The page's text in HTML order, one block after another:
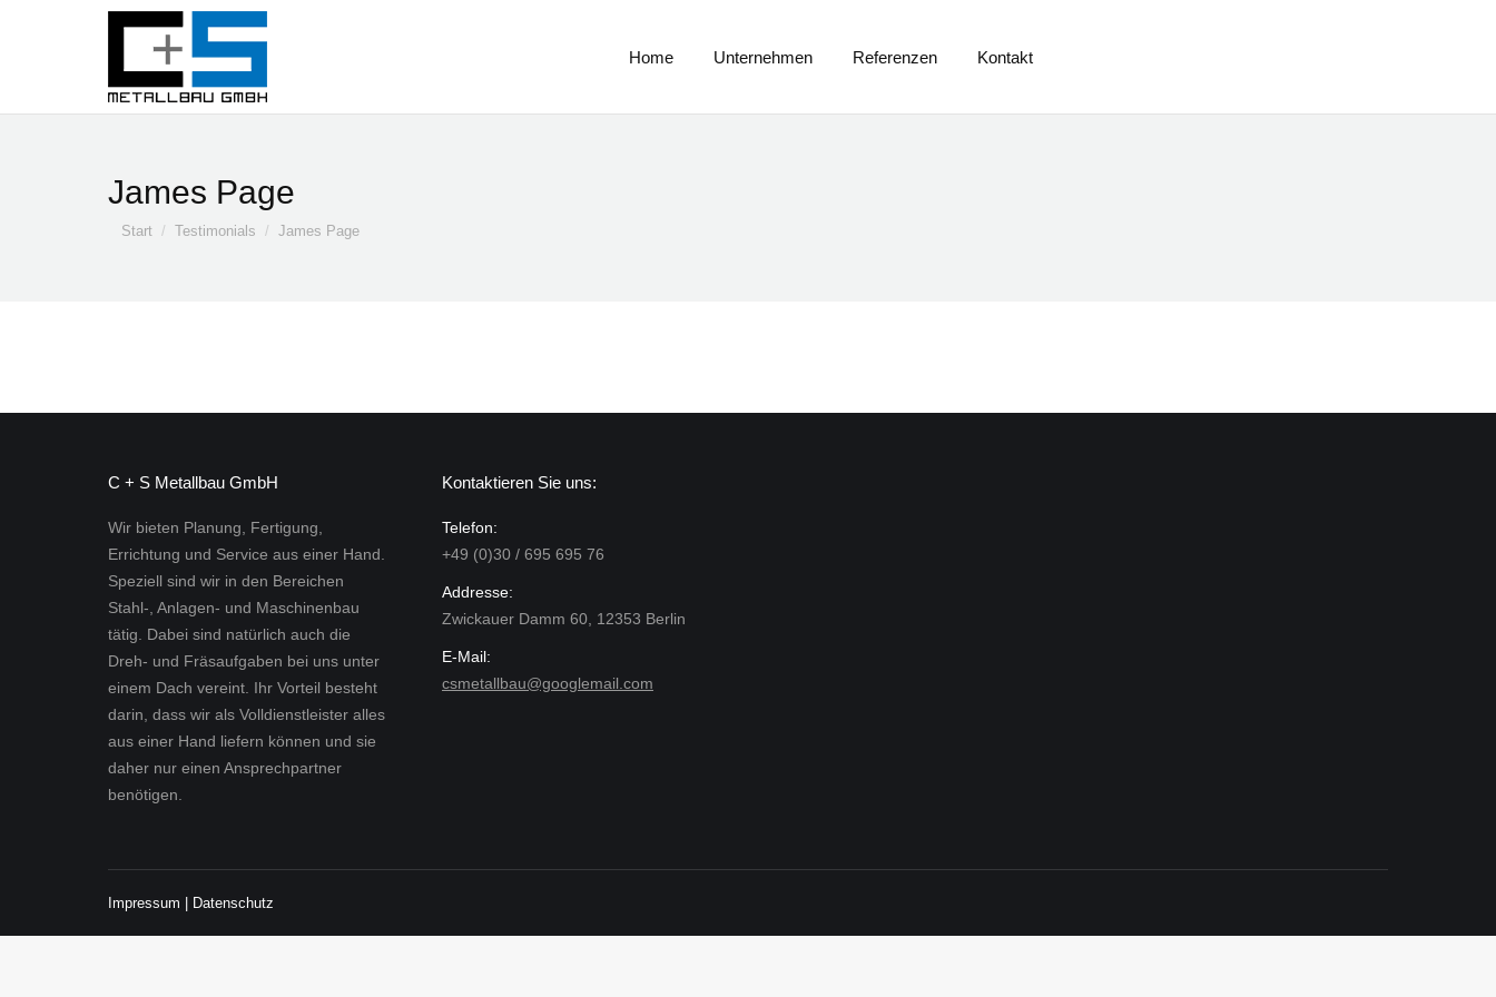
Home Unternehmen Referenzen Kontakt
James Page
Sie befinden sich hier:
Start Testimonials James Page
C + S Metallbau GmbH
Wir bieten Planung, Fertigung,
Errichtung und Service aus einer Hand.
Speziell sind wir in den Bereichen
Stahl-, Anlagen- und Maschinenbau
tätig. Dabei sind natürlich auch die
Dreh- und Fräsaufgaben bei uns unter
einem Dach vereint. Ihr Vorteil besteht
darin, dass wir als Volldienstleister alles
aus einer Hand liefern können und sie
daher nur einen Ansprechpartner
benötigen.
Kontaktieren Sie uns:
Telefon:
+49 (0)30 / 695 695 76
Addresse:
Zwickauer Damm 60, 12353 Berlin
E-Mail:
csmetallbau@googlemail.com
Impressum Datenschutz